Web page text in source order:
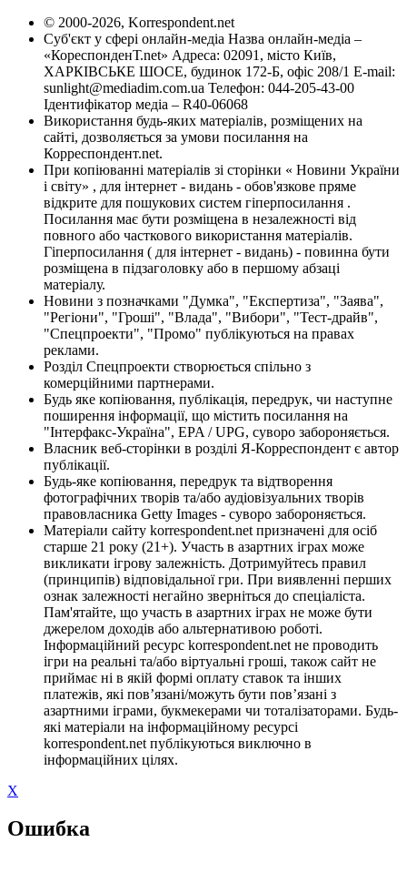
© 2000-2026, Korrespondent.net
Суб'єкт у сфері онлайн-медіа Назва онлайн-медіа –
«КореспонденТ.net» Адреса: 02091, місто Київ,
ХАРКІВСЬКЕ ШОСЕ, будинок 172-Б, офіс 208/1 E-mail:
sunlight@mediadim.com.ua Телефон: 044-205-43-00
Ідентифікатор медіа – R40-06068
Використання будь-яких матеріалів, розміщених на
сайті, дозволяється за умови посилання на
Корреспондент.net.
При копіюванні матеріалів зі сторінки « Новини України
і світу» , для інтернет - видань - обов'язкове пряме
відкрите для пошукових систем гіперпосилання .
Посилання має бути розміщена в незалежності від
повного або часткового використання матеріалів.
Гіперпосилання ( для інтернет - видань) - повинна бути
розміщена в підзаголовку або в першому абзаці
матеріалу.
Новини з позначками "Думка", "Експертиза", "Заява",
"Регіони", "Гроші", "Влада", "Вибори", "Тест-драйв",
"Спецпроекти", "Промо" публікуються на правах
реклами.
Розділ Спецпроекти створюється спільно з
комерційними партнерами.
Будь яке копіювання, публікація, передрук, чи наступне
поширення інформації, що містить посилання на
"Інтерфакс-Україна", EPA / UPG, суворо забороняється.
Власник веб-сторінки в розділі Я-Корреспондент є автор
публікації.
Будь-яке копіювання, передрук та відтворення
фотографічних творів та/або аудіовізуальних творів
правовласника Getty Images - суворо забороняється.
Матеріали сайту korrespondent.net призначені для осіб
старше 21 року (21+). Участь в азартних іграх може
викликати ігрову залежність. Дотримуйтесь правил
(принципів) відповідальної гри. При виявленні перших
ознак залежності негайно зверніться до спеціаліста.
Пам'ятайте, що участь в азартних іграх не може бути
джерелом доходів або альтернативою роботі.
Інформаційний ресурс korrespondent.net не проводить
ігри на реальні та/або віртуальні гроші, також сайт не
приймає ні в якій формі оплату ставок та інших
платежів, які пов’язані/можуть бути пов’язані з
азартними іграми, букмекерами чи тоталізаторами. Будь-
які матеріали на інформаційному ресурсі
korrespondent.net публікуються виключно в
інформаційних цілях.
X
Ошибка